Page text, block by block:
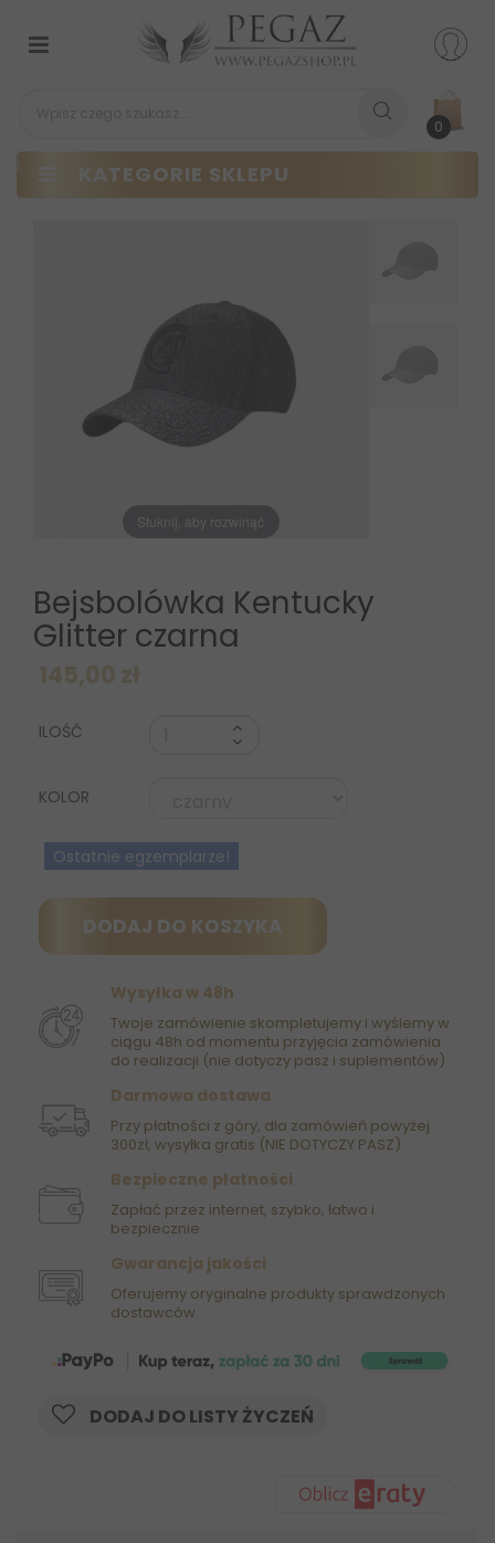
0
KATEGORIE SKLEPU
Przełącz
nawigacji
Stuknij, aby rozwinąć
Bejsbolówka Kentucky
Glitter czarna
ILOŚĆ
KOLOR
Ostatnie egzemplarze!
DODAJ DO KOSZYKA
Wysyłka w 48h
Twoje zamówienie skompletujemy i wyślemy w
ciągu 48h od momentu przyjęcia zamówienia
do realizacji (nie dotyczy pasz i suplementów)
Darmowa dostawa
Przy płatności z góry, dla zamówień powyżej
300zł, wysyłka gratis (NIE DOTYCZY PASZ)
Bezpieczne płatności
Zapłać przez internet, szybko, łatwo i
bezpiecznie
Gwarancja jakości
Oferujemy oryginalne produkty sprawdzonych
dostawców.
DODAJ DO LISTY ŻYCZEŃ